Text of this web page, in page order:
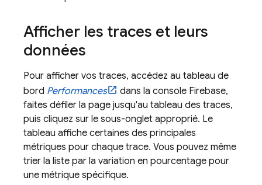
Afficher les traces et leurs
données
Pour afficher vos traces, accédez au tableau de
bord Performances dans la console Firebase,
faites défiler la page jusqu'au tableau des traces,
puis cliquez sur le sous-onglet approprié. Le
tableau affiche certaines des principales
métriques pour chaque trace. Vous pouvez même
trier la liste par la variation en pourcentage pour
une métrique spécifique.